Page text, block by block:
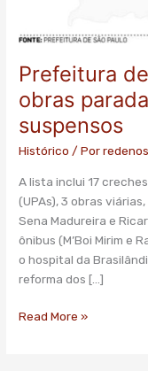
Prefeitura
obras
suspensos
Histórico / Por
A lista inclui 17
(UPAs), 3 obras
Sena Madureira e
ônibus (M’Boi Mirim e
o hospital da
reforma dos […]
Read More »